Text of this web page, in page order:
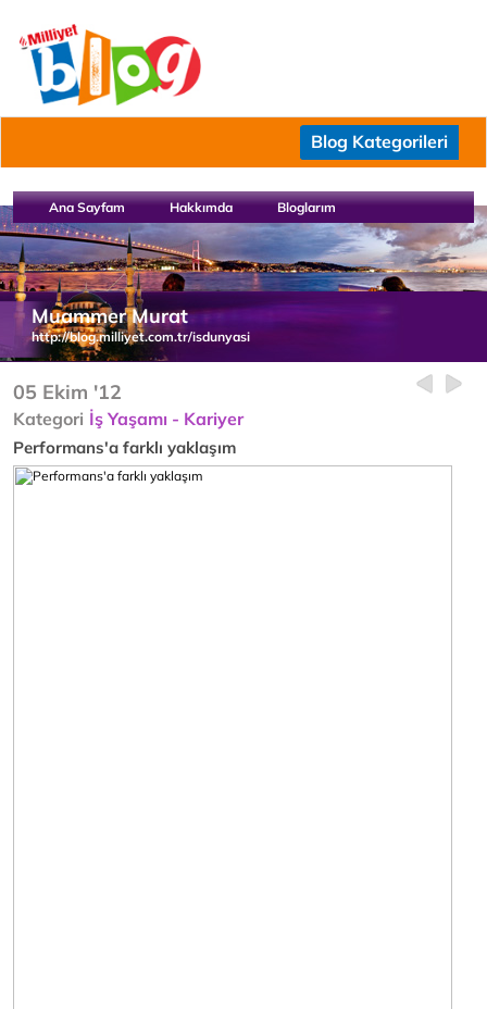
Blog Kategorileri
Ana Sayfam Hakkımda Bloglarım
Muammer Murat
http://blog.milliyet.com.tr/isdunyasi
05 Ekim '12
Kategori İş Yaşamı - Kariyer
Performans'a farklı yaklaşım